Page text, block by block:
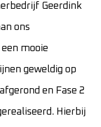
Geerdink
ons
mooie
geweldig op
en Fase 2
Hierbij